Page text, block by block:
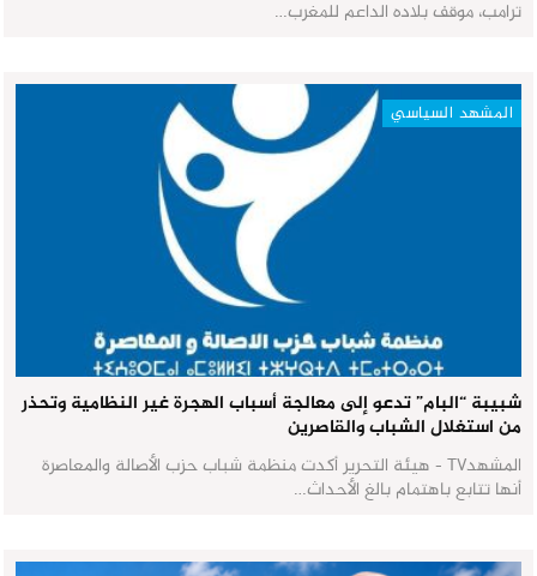
ترامب، موقف بلاده الداعم للمغرب…
المشهد السياسي
شبيبة “البام” تدعو إلى معالجة أسباب الهجرة غير النظامية وتحذر
من استغلال الشباب والقاصرين
المشهدTV - هيئة التحرير أكدت منظمة شباب حزب الأصالة والمعاصرة
أنها تتابع باهتمام بالغ الأحداث…